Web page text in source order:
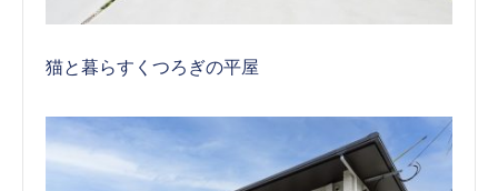
猫と暮らすくつろぎの平屋